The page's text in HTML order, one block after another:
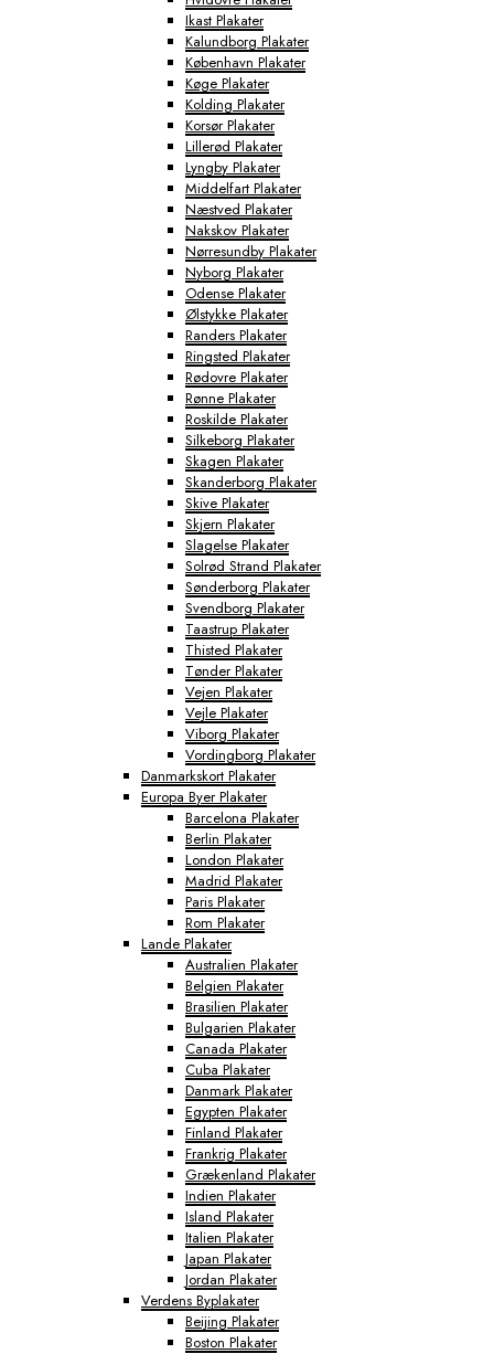
Ikast Plakater
Kalundborg Plakater
København Plakater
Køge Plakater
Kolding Plakater
Korsør Plakater
Lillerød Plakater
Lyngby Plakater
Middelfart Plakater
Næstved Plakater
Nakskov Plakater
Nørresundby Plakater
Nyborg Plakater
Odense Plakater
Ølstykke Plakater
Randers Plakater
Ringsted Plakater
Rødovre Plakater
Rønne Plakater
Roskilde Plakater
Silkeborg Plakater
Skagen Plakater
Skanderborg Plakater
Skive Plakater
Skjern Plakater
Slagelse Plakater
Solrød Strand Plakater
Sønderborg Plakater
Svendborg Plakater
Taastrup Plakater
Thisted Plakater
Tønder Plakater
Vejen Plakater
Vejle Plakater
Viborg Plakater
Vordingborg Plakater
Danmarkskort Plakater
Europa Byer Plakater
Barcelona Plakater
Berlin Plakater
London Plakater
Madrid Plakater
Paris Plakater
Rom Plakater
Lande Plakater
Australien Plakater
Belgien Plakater
Brasilien Plakater
Bulgarien Plakater
Canada Plakater
Cuba Plakater
Danmark Plakater
Egypten Plakater
Finland Plakater
Frankrig Plakater
Grækenland Plakater
Indien Plakater
Island Plakater
Italien Plakater
Japan Plakater
Jordan Plakater
Verdens Byplakater
Beijing Plakater
Boston Plakater